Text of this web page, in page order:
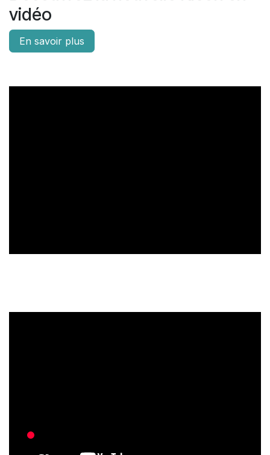
vidéo
En savoir plus